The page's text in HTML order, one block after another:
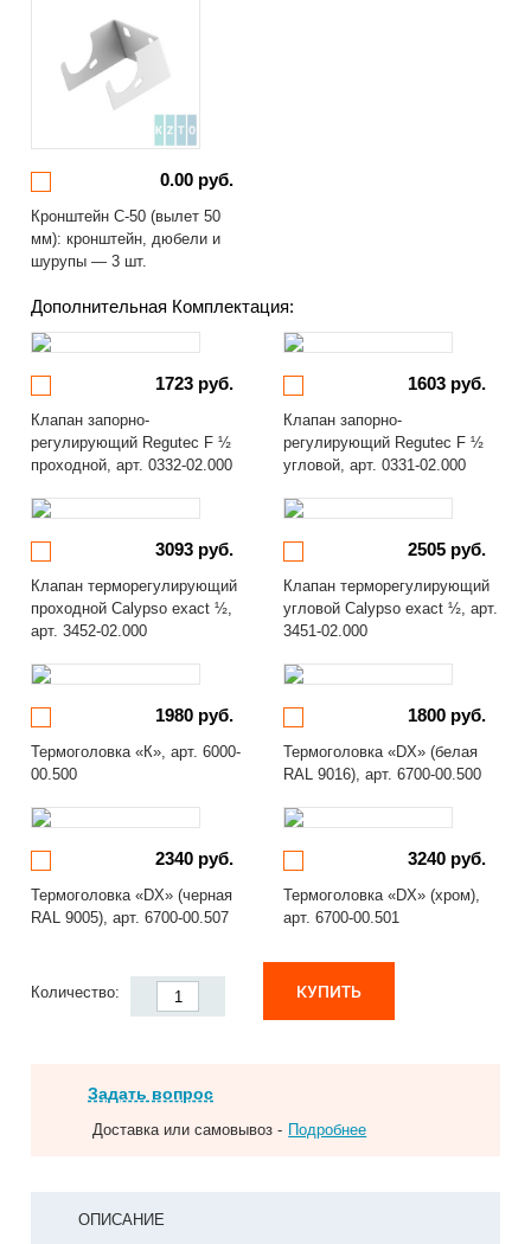
0.00 руб.
Кронштейн С-50 (вылет 50
мм): кронштейн, дюбели и
шурупы — 3 шт.
Дополнительная Комплектация:
1723 руб.
Клапан запорно-
регулирующий Regutec F ½
проходной, арт. 0332-02.000
1603 руб.
Клапан запорно-
регулирующий Regutec F ½
угловой, арт. 0331-02.000
3093 руб.
Клапан терморегулирующий
проходной Calypso exact ½,
арт. 3452-02.000
2505 руб.
Клапан терморегулирующий
угловой Calypso exact ½, арт.
3451-02.000
1980 руб.
Термоголовка «К», арт. 6000-
00.500
1800 руб.
Термоголовка «DX» (белая
RAL 9016), арт. 6700-00.500
2340 руб.
Термоголовка «DX» (черная
RAL 9005), арт. 6700-00.507
3240 руб.
Термоголовка «DX» (хром),
арт. 6700-00.501
Количество: КУПИТЬ
Задать вопрос
Доставка или самовывоз - Подробнее
ОПИСАНИЕ